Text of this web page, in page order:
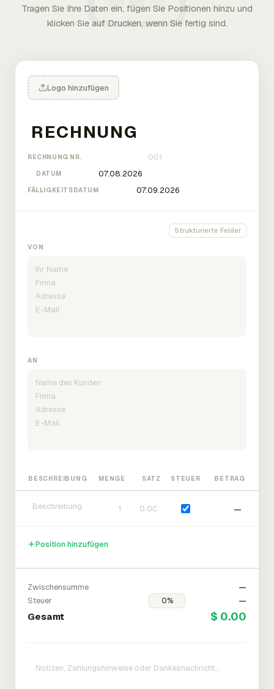
Tragen Sie Ihre Daten ein, fügen Sie Positionen hinzu und
klicken Sie auf Drucken, wenn Sie fertig sind.
Logo hinzufügen
RECHNUNG NR.
DATUM
FÄLLIGKEITSDATUM
Strukturierte Felder
VON
AN
BESCHREIBUNG MENGE SATZ STEUER BETRAG
—
Position hinzufügen
Zwischensumme
—
Steuer
—
Gesamt $ 0.00